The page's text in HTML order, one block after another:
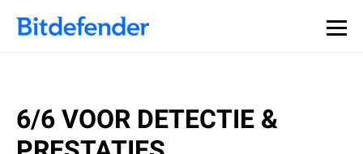
6/6 VOOR DETECTIE &